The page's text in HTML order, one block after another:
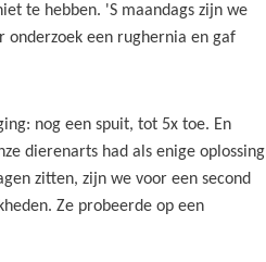
te hebben. 'S maandags zijn we
onderzoek een rughernia en gaf
nog een spuit, tot 5x toe. En
dierenarts had als enige oplossing
zitten, zijn we voor een second
Ze probeerde op een